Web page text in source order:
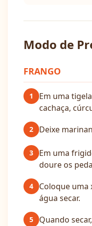
Modo de
FRANGO
1
Em uma
cachaça,
2 Deixe
3
Em uma
doure os
4
Coloque uma
água secar.
5 Quando